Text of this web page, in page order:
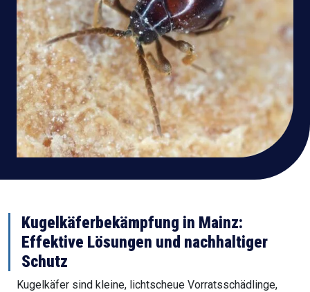
Kugelkäferbekämpfung in Mainz:
Effektive Lösungen und nachhaltiger
Schutz
Kugelkäfer sind kleine, lichtscheue Vorratsschädlinge,